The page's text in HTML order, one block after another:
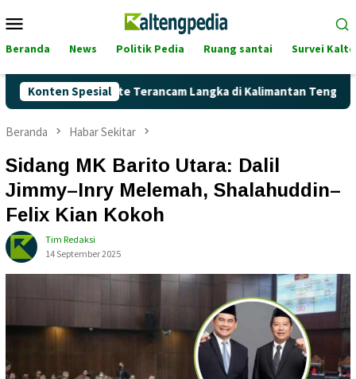
ke
Mobile
Beranda News Politik Pedia Ruang santai Survei
Konten Spesial
Pertalite Terancam Langka di Kalimantan Tengah?
Beranda Habar Sekitar
Sidang MK Barito Utara: Dalil
Jimmy–Inry Melemah, Shalahuddin–
Felix Kian Kokoh
Tim Redaksi
14 September 2025